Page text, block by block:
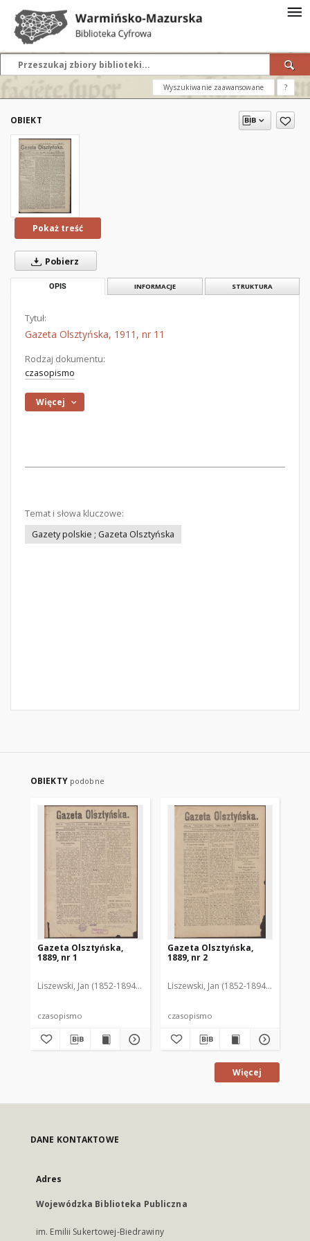
Wyszukiwanie zaawansowane ?
OBIEKT
Pokaż treść
Pobierz
OPIS INFORMACJE STRUKTURA
Tytuł:
Gazeta Olsztyńska, 1911, nr 11
Rodzaj dokumentu:
czasopismo
Więcej
Temat i słowa kluczowe:
Gazety polskie ; Gazeta Olsztyńska
OBIEKTY podobne
Gazeta Olsztyńska,
1889, nr 1
Liszewski, Jan (1852-1894). Red.
czasopismo
Gazeta Olsztyńska,
1889, nr 2
Liszewski, Jan (1852-1894). Red.
czasopismo
Więcej
DANE KONTAKTOWE
Adres
Wojewódzka Biblioteka Publiczna
im. Emilii Sukertowej-Biedrawiny